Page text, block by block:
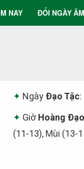
NAY ĐỔI NGÀY
Ngày Đạo Tặc
Giờ Hoàng Đạo
(11-13), Mùi (13-